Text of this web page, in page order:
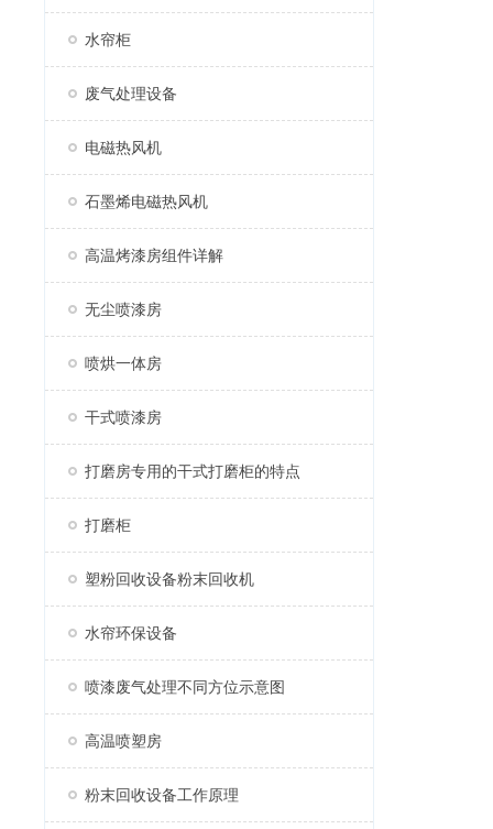
水帘柜
废气处理设备
电磁热风机
石墨烯电磁热风机
高温烤漆房组件详解
无尘喷漆房
喷烘一体房
干式喷漆房
打磨房专用的干式打磨柜的特点
打磨柜
塑粉回收设备粉末回收机
水帘环保设备
喷漆废气处理不同方位示意图
高温喷塑房
粉末回收设备工作原理